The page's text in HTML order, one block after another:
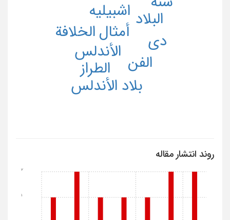
أمثال
اشبیلیه
الأندلس
البلاد
الخلافة
الطراز الفن
بلاد الأندلس
دی
روند انتشار مقاله
1
2